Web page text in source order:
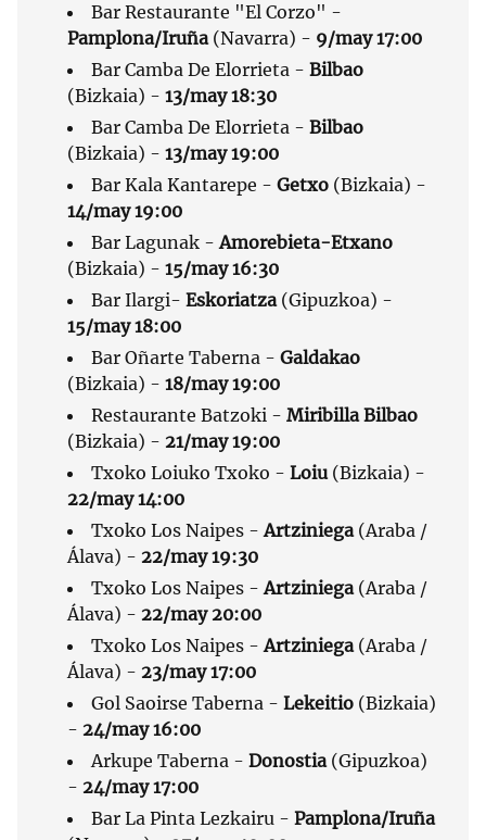
Bar Restaurante "El Corzo" -
Pamplona/Iruña(Navarra) - 9/may 17:00
Bar Camba De Elorrieta - Bilbao
(Bizkaia) - 13/may 18:30
Bar Camba De Elorrieta - Bilbao
(Bizkaia) - 13/may 19:00
Bar Kala Kantarepe - Getxo (Bizkaia) -
14/may 19:00
Bar Lagunak -Amorebieta-Etxano
(Bizkaia) - 15/may 16:30
Bar Ilargi- Eskoriatza (Gipuzkoa) -
15/may 18:00
Bar Oñarte Taberna - Galdakao
(Bizkaia) - 18/may 19:00
Restaurante Batzoki - Miribilla Bilbao
(Bizkaia) - 21/may 19:00
Txoko Loiuko Txoko - Loiu (Bizkaia) -
22/may 14:00
Txoko Los Naipes -Artziniega (Araba /
Álava) - 22/may 19:30
Txoko Los Naipes -Artziniega (Araba /
Álava) - 22/may 20:00
Txoko Los Naipes -Artziniega (Araba /
Álava) - 23/may 17:00
Gol Saoirse Taberna - Lekeitio (Bizkaia)
- 24/may 16:00
Arkupe Taberna - Donostia (Gipuzkoa)
- 24/may 17:00
Bar La Pinta Lezkairu - Pamplona/Iruña